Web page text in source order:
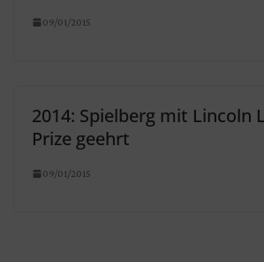
09/01/2015
2014: Spielberg mit Lincoln
Prize geehrt
09/01/2015